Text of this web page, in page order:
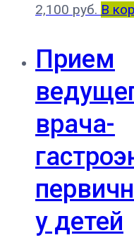
2,100 руб. В
Прием
врача-
у детей